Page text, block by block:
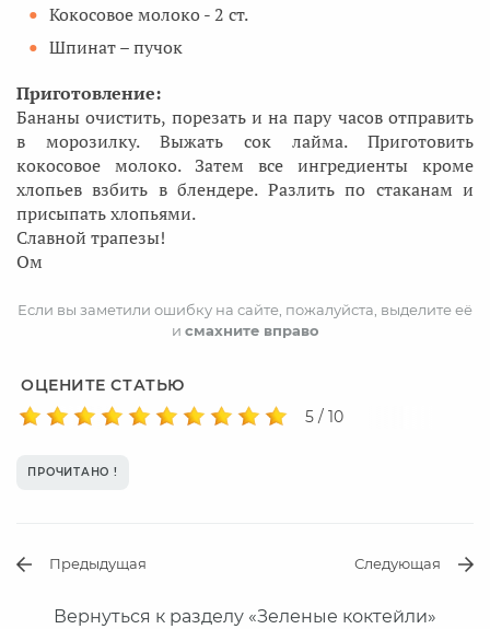
Кокосовое молоко - 2 ст.
Шпинат – пучок
Приготовление:
Бананы очистить, порезать и на пару часов отправить
в морозилку. Выжать сок лайма. Приготовить
кокосовое молоко. Затем все ингредиенты кроме
хлопьев взбить в блендере. Разлить по стаканам и
присыпать хлопьями.
Славной трапезы!
Ом
Если вы заметили ошибку на сайте, пожалуйста, выделите её
и смахните вправо
ОЦЕНИТЕ СТАТЬЮ
5 / 10
ПРОЧИТАНО !
Предыдущая Следующая
Вернуться к разделу «Зеленые коктейли»